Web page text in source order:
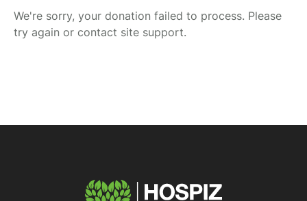
We're sorry, your donation failed to process. Please
try again or contact site support.